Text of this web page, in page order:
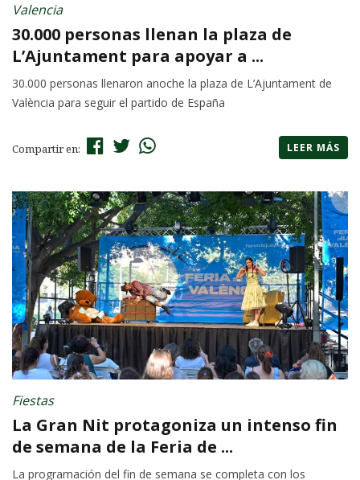
Valencia
30.000 personas llenan la plaza de
L’Ajuntament para apoyar a ...
30.000 personas llenaron anoche la plaza de L’Ajuntament de
València para seguir el partido de España
Compartir en: LEER MÁS
Fiestas
La Gran Nit protagoniza un intenso fin
de semana de la Feria de ...
La programación del fin de semana se completa con los